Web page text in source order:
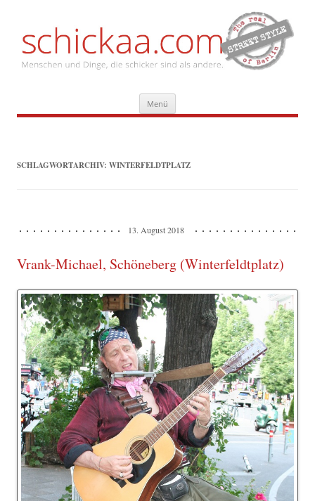
Menü Inhalt
springen
SCHLAGWORTARCHIV: WINTERFELDTPLATZ
13. August 2018
Vrank-Michael, Schöneberg (Winterfeldtplatz)